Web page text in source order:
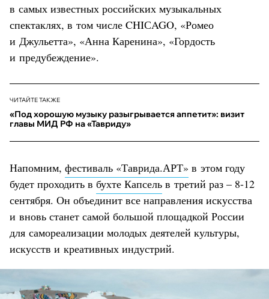
в самых известных российских музыкальных
спектаклях, в том числе CHIСAGO, «Ромео
и Джульетта», «Анна Каренина», «Гордость
и предубеждение».
ЧИТАЙТЕ ТАКЖЕ
«Под хорошую музыку разыгрывается аппетит»: визит
главы МИД РФ на «Тавриду»
Напомним, фестиваль «Таврида.АРТ» в этом году
будет проходить в бухте Капсель в третий раз – 8-12
сентября. Он объединит все направления искусства
и вновь станет самой большой площадкой России
для самореализации молодых деятелей культуры,
искусств и креативных индустрий.